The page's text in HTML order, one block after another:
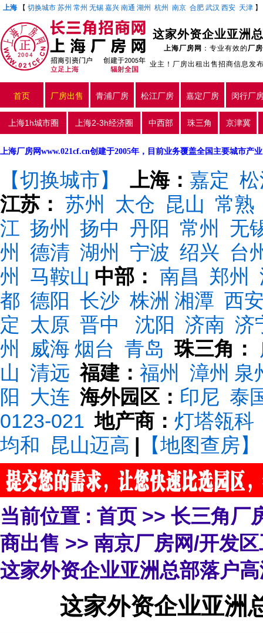
上海 【 切换城市 苏州 常州 无锡 嘉兴 南通 湖州 杭州 南京 合肥 武汉 西安 天津 】
这家外资企业亚洲
上海厂房网 ：专业有效的厂
业主！厂房出租出售招商信息发
首页 厂房出售 青浦厂房 松江厂房 嘉定厂房 闵行厂
上海1h城市圈 上海2-3h经济圈 中西部 珠三角 京津冀
上海厂房网www.021cf.cn创建于2005年，目前业务覆盖全国主要城市产
【切换城市】 上海： 嘉定
江苏： 苏州 太仓 昆山 常熟
江 扬州 扬中 丹阳 常州
无
州
德清 湖州 宁波 绍兴 台
州
马鞍山 中部： 南昌 郑州
都 德阳 长沙 株洲 湘潭 西
定 太原 晋中 沈阳 济南 济
州
威海 烟台 青岛 珠三角：
山 清远 福建： 福州 漳州 泉
阳
大连 海外园区： 印尼 泰
0123-021 地产商： 灯塔瓴科
均和
昆山迈高 | 【地图查房】
当前位置 : 首页 >> 长三角厂
商出售 >> 南京厂房网/开发
这家外资企业亚洲总部落户
这家外资企业亚洲